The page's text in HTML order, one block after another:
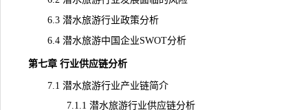
6.3 潜水旅游行业政策分析
6.4 潜水旅游中国企业SWOT分析
第七章 行业供应链分析
7.1 潜水旅游行业产业链简介
7.1.1 潜水旅游行业供应链分析